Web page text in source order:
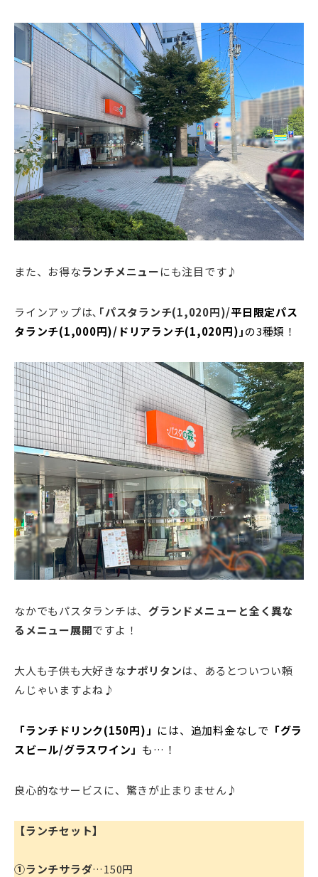
また、お得なランチメニューにも注目です♪
ラインアップは､ ｢パスタランチ(1,020円)/平日限定パス
タランチ(1,000円)/ ドリアランチ(1,020円)｣の3種類！
なかでもパスタランチは、 グランドメニューと全く異な
るメニュー展開ですよ！
大人も子供も大好きなナポリタンは、あるとついつい頼
んじゃいますよね♪
「ランチドリンク(150円)」 には、追加料金なしで 「グラ
スビール/グラスワイン」 も…！
良心的なサービスに、驚きが止まりません♪
【ランチセット】
①ランチサラダ…150円